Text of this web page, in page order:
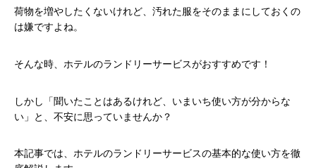
荷物を増やしたくないけれど、汚れた服をそのままにしておくの
は嫌ですよね。
そんな時、ホテルのランドリーサービスがおすすめです！
しかし「聞いたことはあるけれど、いまいち使い方が分からな
い」と、不安に思っていませんか？
本記事では、ホテルのランドリーサービスの基本的な使い方を徹